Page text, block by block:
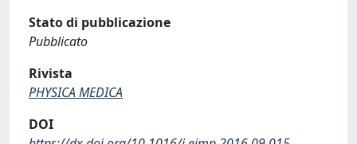
Stato di pubblicazione
Pubblicato
Rivista
PHYSICA MEDICA
DOI